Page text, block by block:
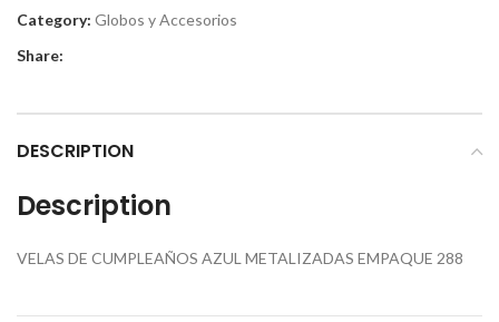
Category: Globos y Accesorios
Share:
DESCRIPTION
Description
VELAS DE CUMPLEAÑOS AZUL METALIZADAS EMPAQUE 288